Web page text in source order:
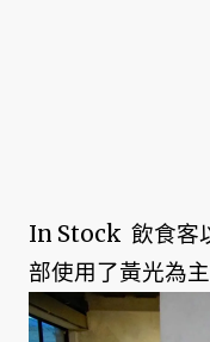
In Stock 飲食客
部使用了黃光為